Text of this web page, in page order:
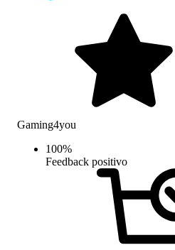
Gaming4you
100%
Feedback positivo